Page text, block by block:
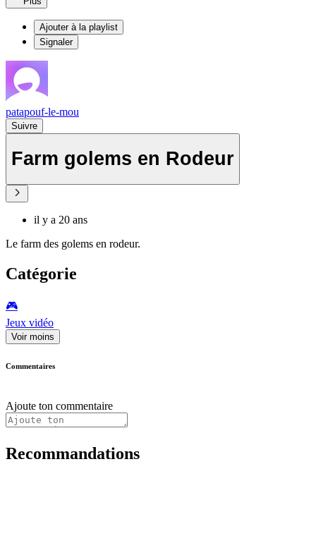
Ajouter à la playlist
Signaler
patapouf-le-mou
Suivre
Farm golems en Rodeur
il y a 20 ans
Le farm des golems en rodeur.
Catégorie
🎮️
Jeux vidéo
Voir moins
Commentaires
Ajoute ton commentaire
Recommandations